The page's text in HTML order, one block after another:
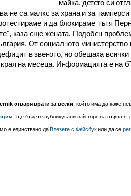
майка, детето си
не са малко за храна и за
и да блокираме пътя
каза още жената. Подобен
От социалното министерство
в звеното, но обещаха
края на месеца. Информацията е на
отваря врати за всеки , който има да каже
- ще бъдете публикувани най-горе на първа
е единствено да Влезете с Фейсбукили да се